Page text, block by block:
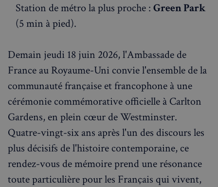
RECHERCHES POPULAIRES
Annuaire des professionnels
Événements à venir
Station de métro la plus proche : Green Park
(5 min à pied).
Demain jeudi 18 juin 2026, l'Ambassade de
France au Royaume-Uni convie l'ensemble de la
communauté française et francophone à une
cérémonie commémorative officielle à Carlton
Gardens, en plein cœur de Westminster.
Quatre-vingt-six ans après l'un des discours les
plus décisifs de l'histoire contemporaine, ce
rendez-vous de mémoire prend une résonance
toute particulière pour les Français qui vivent,